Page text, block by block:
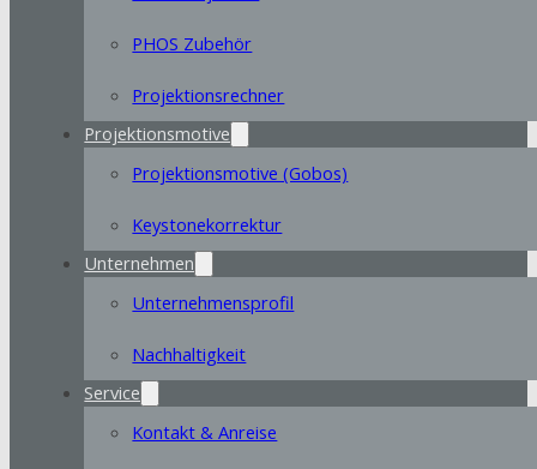
PHOS Zubehör
Projektionsrechner
Projektionsmotive
Projektionsmotive (Gobos)
Keystonekorrektur
Unternehmen
Unternehmensprofil
Nachhaltigkeit
Service
Kontakt & Anreise